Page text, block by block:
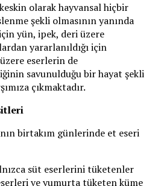
olarak hayvansal hiçbir
şekli olmasının yanında
yün, ipek, deri üzere
yararlanıldığı için
eserlerin de
savunulduğu bir hayat şekli
çıkmaktadır.
birtakım günlerinde et eseri
süt eserlerini tüketenler
ve yumurta tüketen küme